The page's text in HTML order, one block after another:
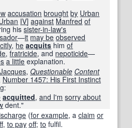
accusation brought by Urban
IV]against Manfred of
hissister-in-law's
—it may be observed
, he acquits himof
,fratricide, and nepoticide—
a little explanation.
Jacques, Questionable Content
Number 1457: His First Instinct
:
acquitted,and I'm sorry about
dent."
(for example, a claim or
, to pay off; to fulfil.